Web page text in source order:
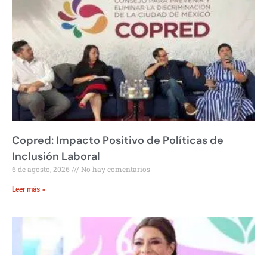
Copred: Impacto Positivo de Políticas de
Inclusión Laboral
6 de agosto, 2026 No hay comentarios
Leer más »